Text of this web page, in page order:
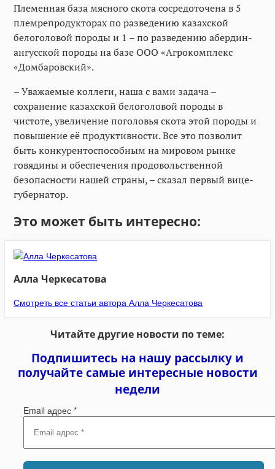
Племенная база мясного скота сосредоточена в 5
племрепродукторах по разведению казахской
белоголовой породы и 1 – по разведению абердин-
ангусской породы на базе ООО «Агрокомплекс
«Домбаровский».
– Уважаемые коллеги, наша с вами задача –
сохранение казахской белоголовой породы в
чистоте, увеличение поголовья скота этой породы и
повышение её продуктивности. Все это позволит
быть конкурентоспособным на мировом рынке
говядины и обеспечения продовольственной
безопасности нашей страны, – сказал первый вице-
губернатор.
Это может быть интересно:
Алла Черкесатова
Смотреть все статьи автора Алла Черкесатова
Читайте другие новости по теме:
Подпишитесь на нашу рассылку и
получайте самые интересные новости
недели
Email адрес *